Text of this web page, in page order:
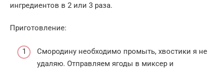
ингредиентов в 2 или 3 раза.
Приготовление:
Смородину необходимо промыть, хвостики я не
удаляю. Отправляем ягоды в миксер и